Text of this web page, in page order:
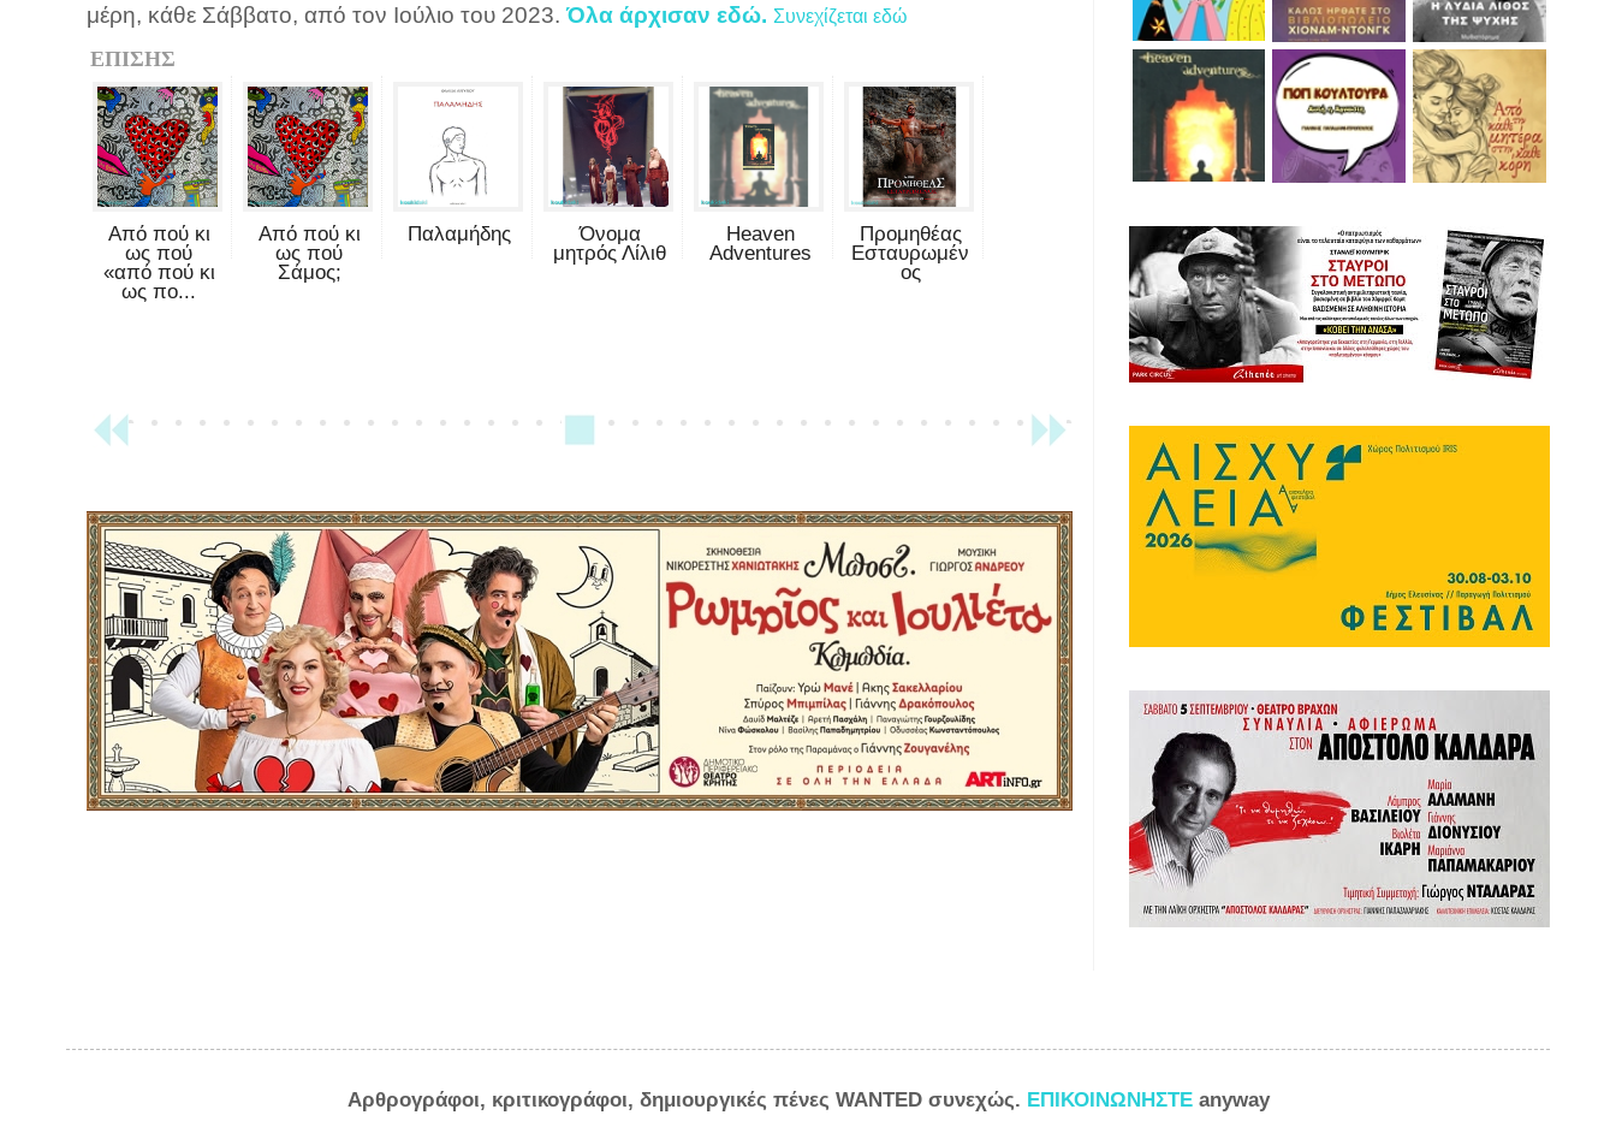
μέρη, κάθε Σάββατο, από τον Ιούλιο του 2023.Όλα άρχισαν εδώ. Συνεχίζεται εδώ
ΕΠΙΣΗΣ
Από πού κι
ως πού
«από πού κι
ως πο...
Από πού κι
ως πού
Σάμος;
Παλαμήδης
Όνομα
μητρός Λίλιθ
Heaven
Adventures
Προμηθέας
Εσταυρωμέν
ος
Αρθρογράφοι, κριτικογράφοι, δημιουργικές πένες WANTED συνεχώς. ΕΠΙΚΟΙΝΩΝΗΣΤΕ anyway